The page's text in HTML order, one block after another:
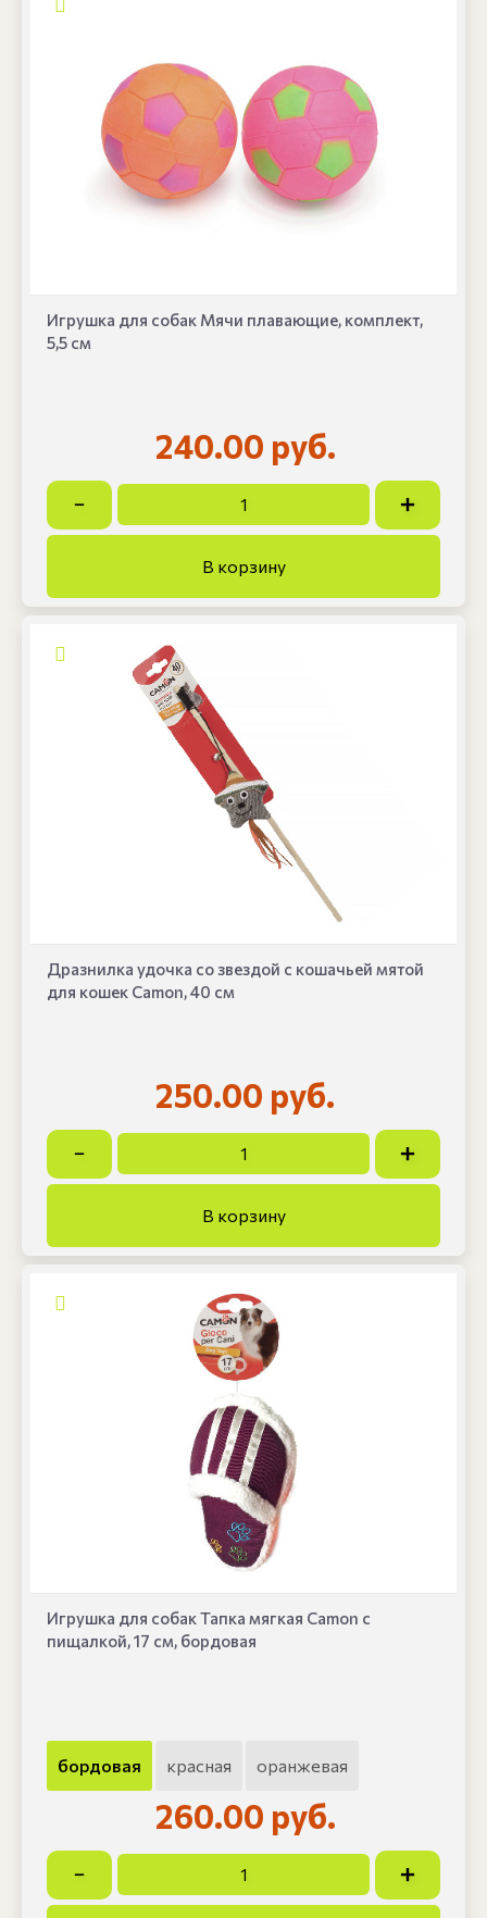
Игрушка для собак Мячи плавающие, комплект,
5,5 см
240.00 руб.
Дразнилка удочка со звездой с кошачьей мятой
для кошек Camon, 40 см
250.00 руб.
Игрушка для собак Тапка мягкая Camon с
пищалкой, 17 см, бордовая
бордовая красная оранжевая
260.00 руб.